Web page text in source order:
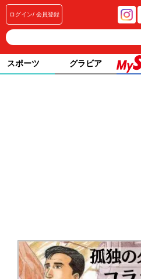
ログイン 会員登録
スポーツ グラビア